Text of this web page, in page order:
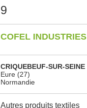
9
COFEL INDUSTRIES
CRIQUEBEUF-SUR-SEINE
Eure (27)
Normandie
Autres produits textiles